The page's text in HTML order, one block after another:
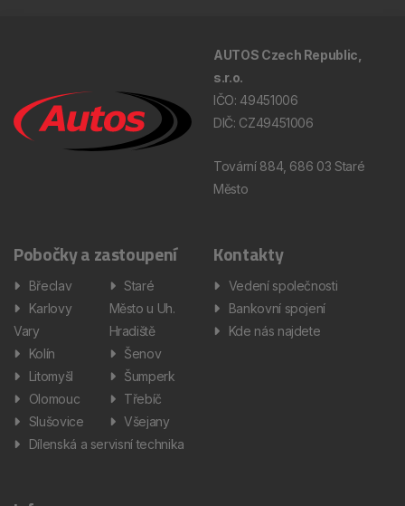
AUTOS Czech Republic,
s.r.o.
IČO: 49451006
DIČ: CZ49451006
Tovární 884, 686 03 Staré
Město
Pobočky a zastoupení
Břeclav
Karlovy
Vary
Kolín
Litomyšl
Olomouc
Slušovice
Staré
Město u Uh.
Hradiště
Šenov
Šumperk
Třebíč
Všejany
Dílenská a servisní technika
Kontakty
Vedení společnosti
Bankovní spojení
Kde nás najdete